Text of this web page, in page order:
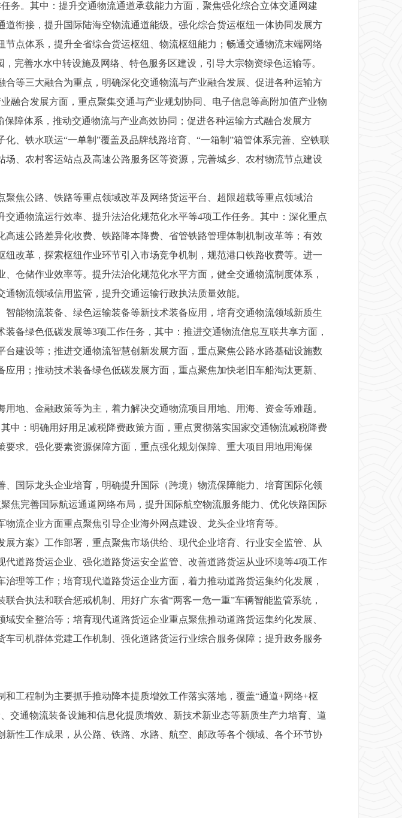
务。其中：提升交通物流通道承载能力方面，聚焦强化综合立体交通网建
衔接，提升国际陆海空物流通道能级。强化综合货运枢纽一体协同发展方
点体系，提升全省综合货运枢纽、物流枢纽能力；畅通交通物流末端网络
完善水水中转设施及网络、特色服务区建设，引导大宗物资绿色运输等。
三大融合为重点，明确深化交通物流与产业融合发展、促进各种运输方
融合发展方面，重点聚集交通与产业规划协同、电子信息等高附加值产业物
障体系，推动交通物流与产业高效协同；促进各种运输方式融合发展方
、铁水联运“一单制”覆盖及品牌线路培育、“一箱制”箱管体系完善、空铁联
、农村客运站点及高速公路服务区等资源，完善城乡、农村物流节点建设
公路、铁路等重点领域改革及网络货运平台、超限超载等重点领域治
通物流运行效率、提升法治化规范化水平等4项工作任务。其中：深化重点
速公路差异化收费、铁路降本降费、省管铁路管理体制机制改革等；有效
改革，探索枢纽作业环节引入市场竞争机制，规范港口铁路收费等。进一
仓储作业效率等。提升法治化规范化水平方面，健全交通物流制度体系，
物流领域信用监管，提升交通运输行政执法质量效能。
物流装备、绿色运输装备等新技术装备应用，培育交通物流领域新质生
备绿色低碳发展等3项工作任务，其中：推进交通物流信息互联共享方面，
建设等；推进交通物流智慧创新发展方面，重点聚焦公路水路基础设施数
用；推动技术装备绿色低碳发展方面，重点聚焦加快老旧车船淘汰更新、
、金融政策等为主，着力解决交通物流项目用地、用海、资金等难题。
中：明确用好用足减税降费政策方面，重点贯彻落实国家交通物流减税降费
求。强化要素资源保障方面，重点强化规划保障、重大项目用地用海保
际龙头企业培育，明确提升国际（跨境）物流保障能力、培育国际化领
焦完善国际航运通道网络布局，提升国际航空物流服务能力、优化铁路国际
流企业方面重点聚焦引导企业海外网点建设、龙头企业培育等。
案》工作部署，重点聚焦市场供给、现代企业培育、行业安全监管、从
道路货运企业、强化道路货运安全监管、改善道路货运从业环境等4项工作
理等工作；培育现代道路货运企业方面，着力推动道路货运集约化发展，
合执法和联合惩戒机制、用好广东省“两客一危一重”车辆智能监管系统，
安全整治等；培育现代道路货运企业重点聚焦推动道路货运集约化发展、
司机群体党建工作机制、强化道路货运行业综合服务保障；提升政务服务
程制为主要抓手推动降本提质增效工作落实落地，覆盖“通道+网络+枢
交通物流装备设施和信息化提质增效、新技术新业态等新质生产力培育、道
性工作成果，从公路、铁路、水路、航空、邮政等各个领域、各个环节协